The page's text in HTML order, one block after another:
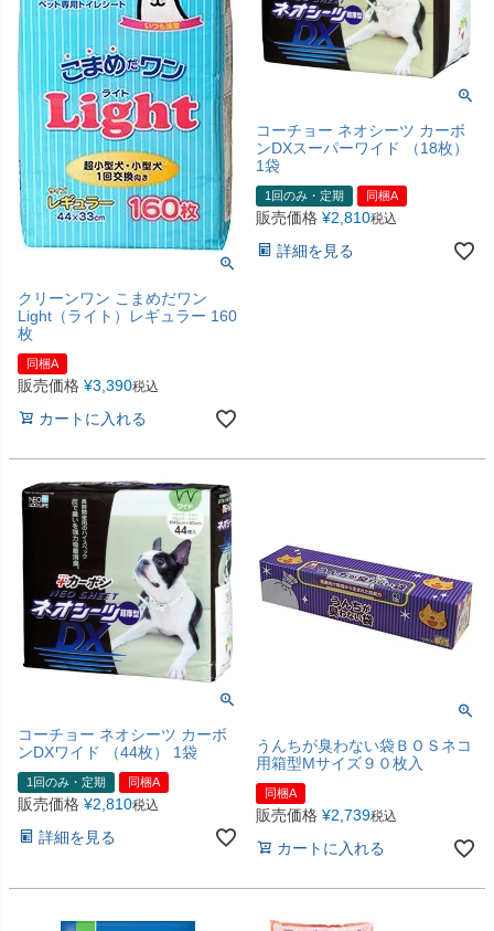
クリーンワン こまめだワン
Light（ライト）レギュラー 160
枚
同梱A
販売価格 ¥3,390税込
カートに入れる
コーチョー ネオシーツ カーボ
ンDXスーパーワイド （18枚）
1袋
1回のみ・定期 同梱A
販売価格 ¥2,810税込
詳細を見る
コーチョー ネオシーツ カーボ
ンDXワイド （44枚） 1袋
1回のみ・定期 同梱A
販売価格 ¥2,810税込
詳細を見る
うんちが臭わない袋ＢＯＳネコ
用箱型Мサイズ９０枚入
同梱A
販売価格 ¥2,739税込
カートに入れる